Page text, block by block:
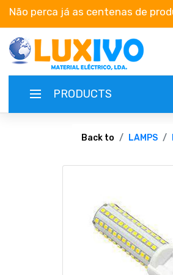
Não perca já as centenas de
PRODUCTS
NEW-PRODUCTS
TERMS OF SERVICE
Back to LAMPS